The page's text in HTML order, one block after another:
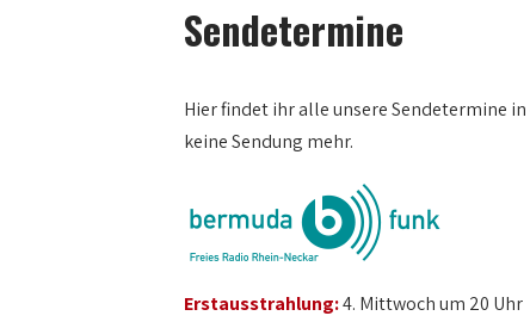
Sendetermine
Hier findet ihr alle unsere Sendetermine
keine Sendung mehr.
Erstausstrahlung:4. Mittwoch um 20 Uhr
1:00
2:00